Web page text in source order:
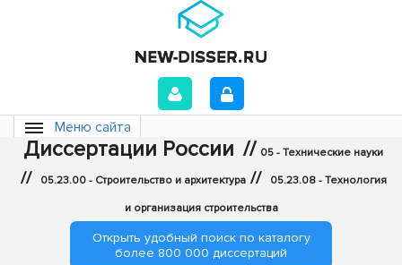
Меню сайта
Диссертации России // 05 - Технические науки
// 05.23.00 - Строительство и архитектура // 05.23.08 - Технология
и организация строительства
Открыть удобный поиск по каталогу
более 800 000 диссертаций